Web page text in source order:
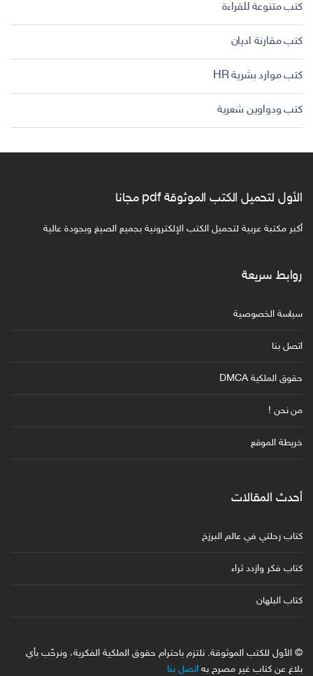
كتب متنوعة للقراءة
كتب مقارنة اديان
كتب موارد بشرية HR
كتب ودواوين شعرية
الأول لتحميل الكتب الموثوقة pdf مجانا
أكبر مكتبة عربية لتحميل الكتب الإلكترونية بجميع الصيغ وبجودة عالية
روابط سريعة
سياسة الخصوصية
اتصل بنا
حقوق الملكية DMCA
من نحن !
خريطة الموقع
أحدث المقالات
كتاب رحلتي في عالم البرزخ
كتاب فكر وازدد ثراء
كتاب البلهان
© الأول للكتب الموثوقة. نلتزم باحترام حقوق الملكية الفكرية، ونرحّب بأي
بلاغ عن كتاب غير مصرح به اتصل بنا